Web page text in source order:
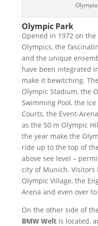
Olympic Park
Opened in 1972 on
Olympics, the
and the unique
have been integrated
make it bewitching.
Olympic Stadium, the
Swimming Pool, the
Courts, the Event-
as the 50 m Olympic
the year make the
ride up to the top of
above see level –
city of Munich. Visitors
Olympic Village, the
Arena and even over
On the other side of
BMW Welt is located,